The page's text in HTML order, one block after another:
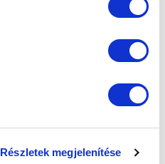
Részletek megjelenítése